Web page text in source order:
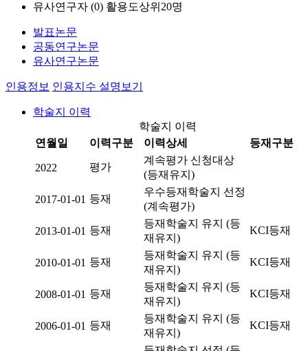
유사연구자 (0) 활용도상위20명
발표논문
공동연구논문
유사연구논문
인용정보 인용지수 설명보기
학술지 이력
학술지 이력
연월일
이력구분 이력상세 등재구분
2022 평가
계속평가 신청대상
(등재유지)
2017-01-01 등재
우수등재학술지 선정
(계속평가)
2013-01-01 등재
등재학술지 유지 (등
재유지)
KCI등재
2010-01-01 등재
등재학술지 유지 (등
재유지)
KCI등재
2008-01-01 등재
등재학술지 유지 (등
재유지)
KCI등재
2006-01-01 등재
등재학술지 유지 (등
재유지)
KCI등재